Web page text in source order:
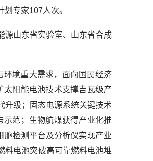
专家107人次。
源山东省实验室、山东省合成
环境重大需求，面向国民经济
阳能电池技术支撑吉瓦级产
升级；固态电源系统关键技术
范；生物航煤获得产业化推
胞检测平台及分析仪实现产业
料电池突破高可靠燃料电池堆